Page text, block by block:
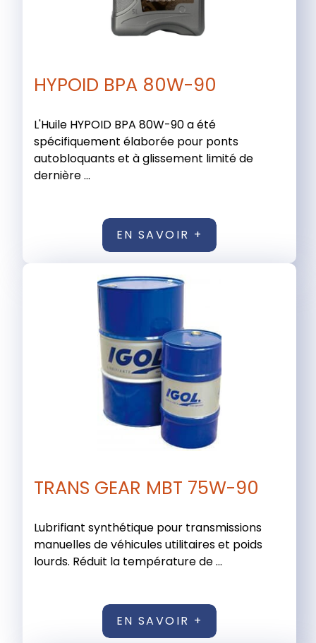
HYPOID BPA 80W-90
L'Huile HYPOID BPA 80W-90 a été
spécifiquement élaborée pour ponts
autobloquants et à glissement limité de
dernière ...
EN SAVOIR +
TRANS GEAR MBT 75W-90
Lubrifiant synthétique pour transmissions
manuelles de véhicules utilitaires et poids
lourds. Réduit la température de ...
EN SAVOIR +